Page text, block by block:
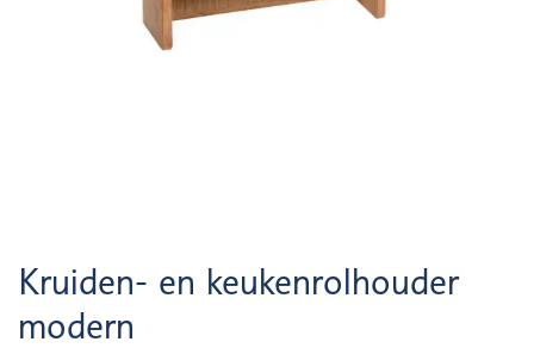
Kruiden- en keukenrolhouder
modern